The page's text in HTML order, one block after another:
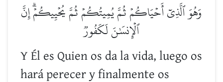
وَهُوَ ٱلَّذِيٓ أَحۡيَاكُمۡ ثُمَّ يُمِيتُكُمۡ ثُمَّ يُحۡيِيكُمۡۗ إِنَّ
ٱلۡإِنسَٰنَ لَكَفُورٞ
Y Él es Quien os da la vida, luego os
hará perecer y finalmente os